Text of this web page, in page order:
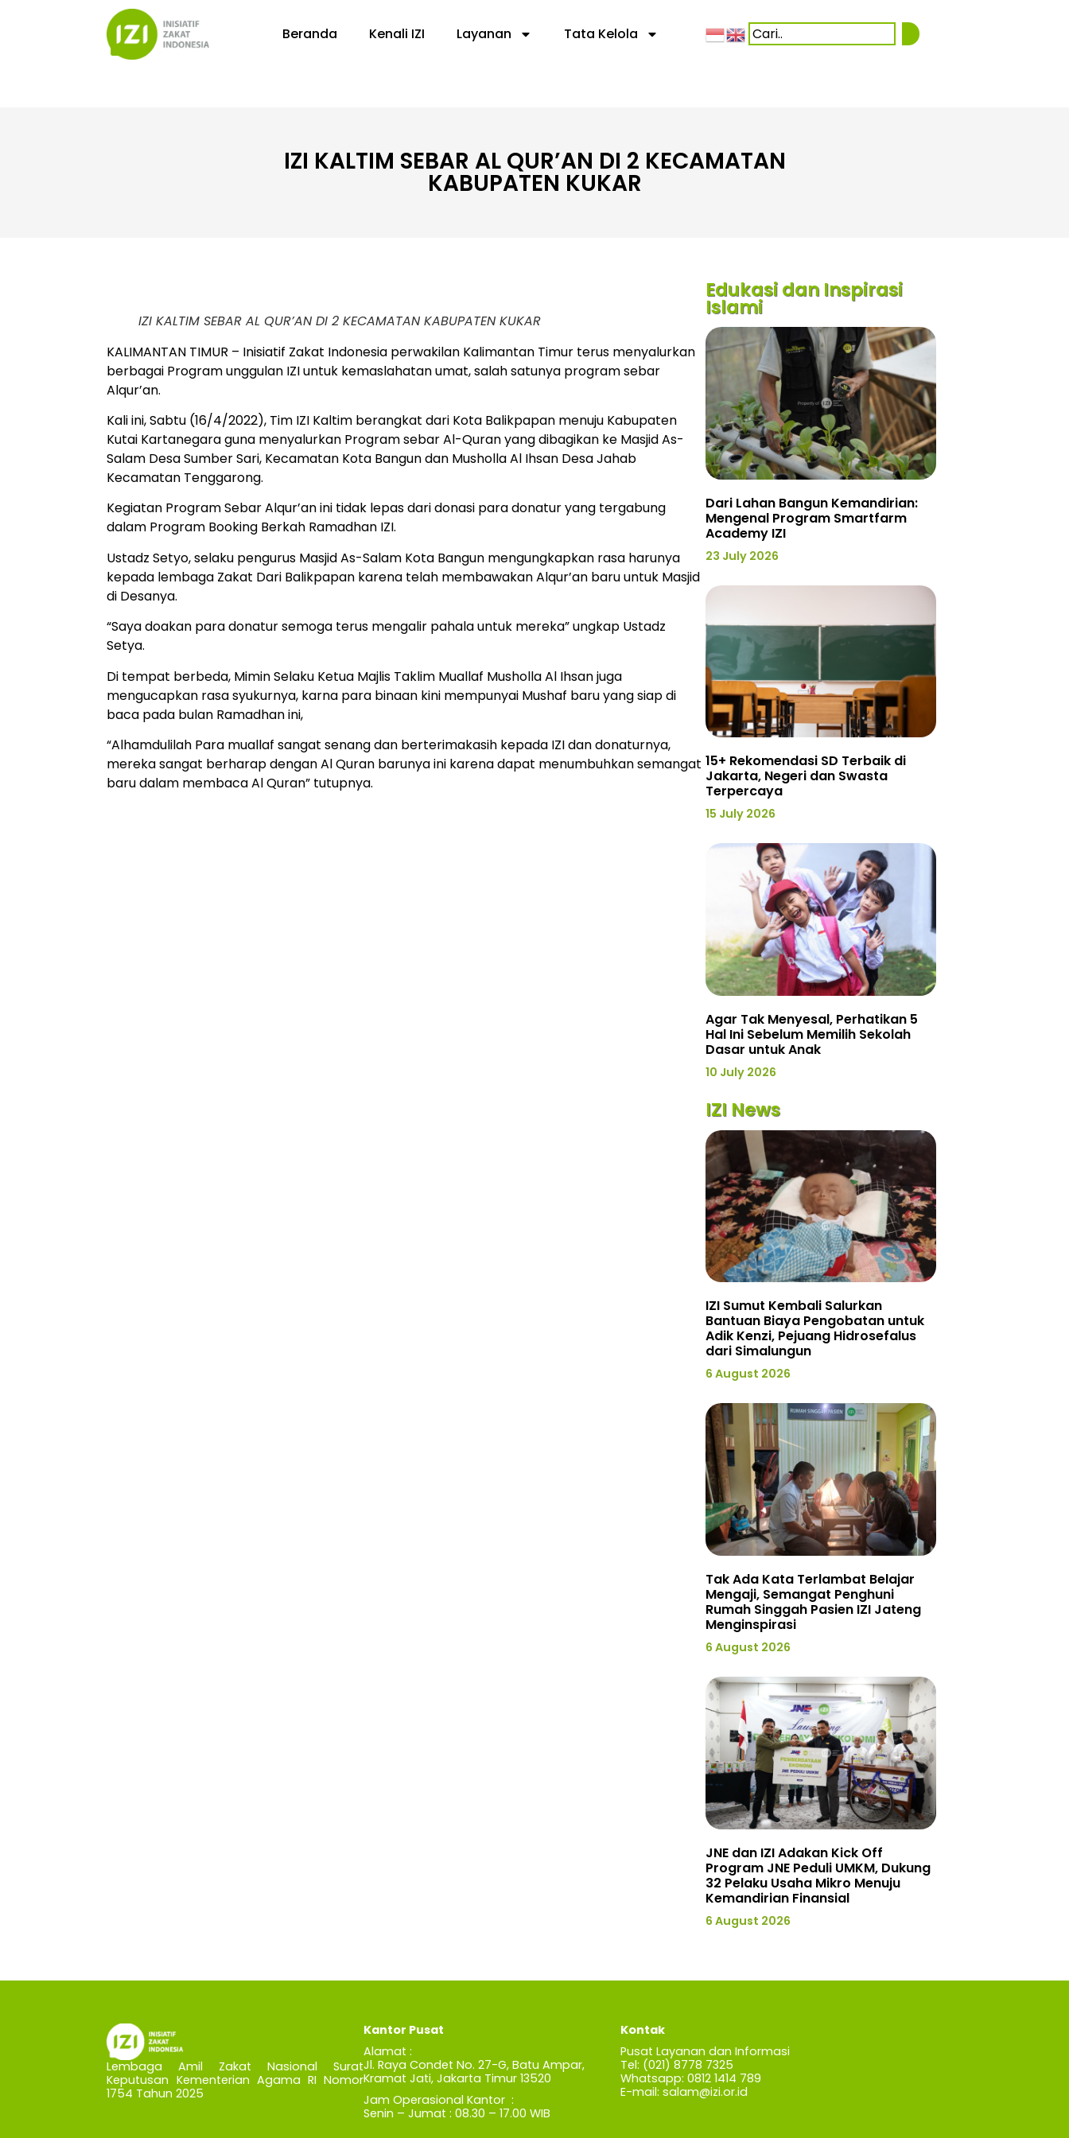
Beranda Kenali IZI Layanan Tata Kelola
IZI KALTIM SEBAR AL QUR’AN DI 2 KECAMATAN
KABUPATEN KUKAR
IZI KALTIM SEBAR AL QUR’AN DI 2 KECAMATAN KABUPATEN KUKAR
KALIMANTAN TIMUR – Inisiatif Zakat Indonesia perwakilan Kalimantan Timur terus menyalurkan
berbagai Program unggulan IZI untuk kemaslahatan umat, salah satunya program sebar
Alqur’an.
Kali ini, Sabtu (16/4/2022), Tim IZI Kaltim berangkat dari Kota Balikpapan menuju Kabupaten
Kutai Kartanegara guna menyalurkan Program sebar Al-Quran yang dibagikan ke Masjid As-
Salam Desa Sumber Sari, Kecamatan Kota Bangun dan Musholla Al Ihsan Desa Jahab
Kecamatan Tenggarong.
Kegiatan Program Sebar Alqur’an ini tidak lepas dari donasi para donatur yang tergabung
dalam Program Booking Berkah Ramadhan IZI.
Ustadz Setyo, selaku pengurus Masjid As-Salam Kota Bangun mengungkapkan rasa harunya
kepada lembaga Zakat Dari Balikpapan karena telah membawakan Alqur’an baru untuk Masjid
di Desanya.
“Saya doakan para donatur semoga terus mengalir pahala untuk mereka” ungkap Ustadz
Setya.
Di tempat berbeda, Mimin Selaku Ketua Majlis Taklim Muallaf Musholla Al Ihsan juga
mengucapkan rasa syukurnya, karna para binaan kini mempunyai Mushaf baru yang siap di
baca pada bulan Ramadhan ini,
“Alhamdulilah Para muallaf sangat senang dan berterimakasih kepada IZI dan donaturnya,
mereka sangat berharap dengan Al Quran barunya ini karena dapat menumbuhkan semangat
baru dalam membaca Al Quran” tutupnya.
Edukasi dan Inspirasi
Islami
Dari Lahan Bangun Kemandirian:
Mengenal Program Smartfarm
Academy IZI
23 July 2026
15+ Rekomendasi SD Terbaik di
Jakarta, Negeri dan Swasta
Terpercaya
15 July 2026
Agar Tak Menyesal, Perhatikan 5
Hal Ini Sebelum Memilih Sekolah
Dasar untuk Anak
10 July 2026
IZI News
IZI Sumut Kembali Salurkan
Bantuan Biaya Pengobatan untuk
Adik Kenzi, Pejuang Hidrosefalus
dari Simalungun
6 August 2026
Tak Ada Kata Terlambat Belajar
Mengaji, Semangat Penghuni
Rumah Singgah Pasien IZI Jateng
Menginspirasi
6 August 2026
JNE dan IZI Adakan Kick Off
Program JNE Peduli UMKM, Dukung
32 Pelaku Usaha Mikro Menuju
Kemandirian Finansial
6 August 2026
Lembaga Amil Zakat Nasional Surat
Keputusan Kementerian Agama RI Nomor
1754 Tahun 2025
Kantor Pusat
Alamat :
Jl. Raya Condet No. 27-G, Batu Ampar,
Kramat Jati, Jakarta Timur 13520
Jam Operasional Kantor :
Senin – Jumat : 08.30 – 17.00 WIB
Kontak
Pusat Layanan dan Informasi
Tel: (021) 8778 7325
Whatsapp: 0812 1414 789
E-mail: salam@izi.or.id